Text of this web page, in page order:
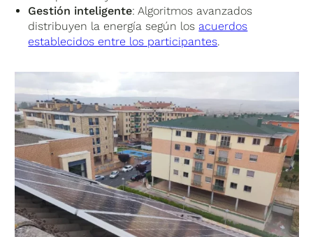
Gestión inteligente: Algoritmos avanzados
distribuyen la energía según los acuerdos
establecidos entre los participantes.